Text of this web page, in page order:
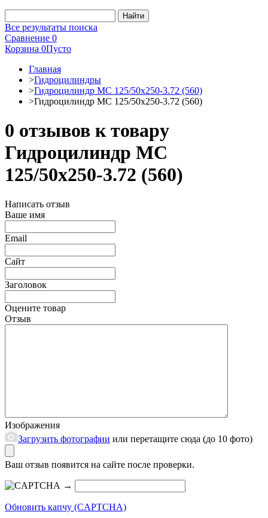
Все результаты поиска
Сравнение 0
Корзина 0Пусто
Главная
>Гидроцилиндры
>Гидроцилиндр МС 125/50х250-3.72 (560)
>Гидроцилиндр МС 125/50х250-3.72 (560)
0 отзывов к товару
Гидроцилиндр МС
125/50х250-3.72 (560)
Написать отзыв
Ваше имя
Email
Сайт
Заголовок
Оцените товар
Отзыв
Изображения
Загрузить фотографии или перетащите сюда (до 10 фото)
Ваш отзыв появится на сайте после проверки.
→
Обновить капчу (CAPTCHA)